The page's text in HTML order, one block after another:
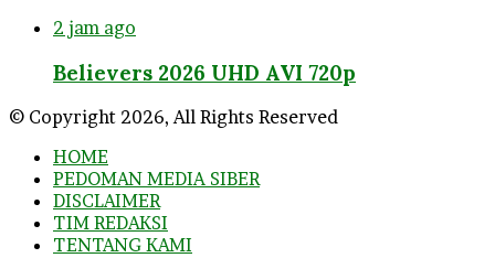
2 jam ago
Believers 2026 UHD AVI 720p
© Copyright 2026, All Rights Reserved
HOME
PEDOMAN MEDIA SIBER
DISCLAIMER
TIM REDAKSI
TENTANG KAMI